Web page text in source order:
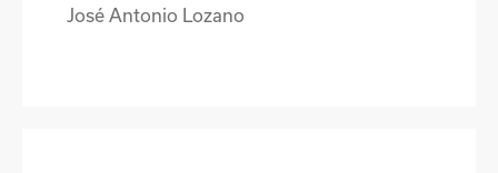
José Antonio Lozano